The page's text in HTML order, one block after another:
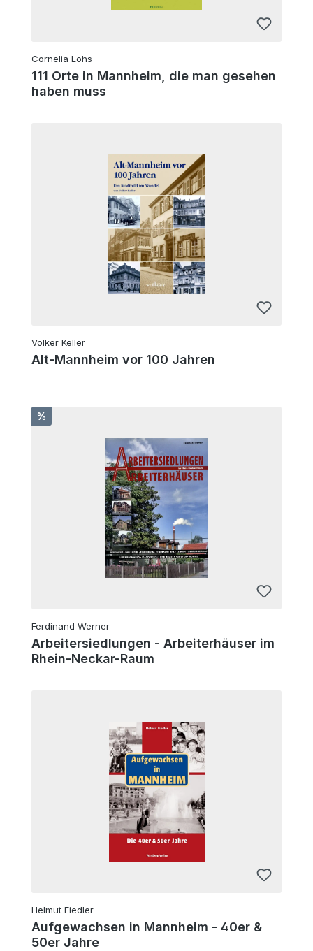
Cornelia Lohs
111 Orte in Mannheim, die man gesehen
haben muss
Volker Keller
Alt-Mannheim vor 100 Jahren
Rabatt
%
Ferdinand Werner
Arbeitersiedlungen - Arbeiterhäuser im
Rhein-Neckar-Raum
Helmut Fiedler
Aufgewachsen in Mannheim - 40er &
50er Jahre